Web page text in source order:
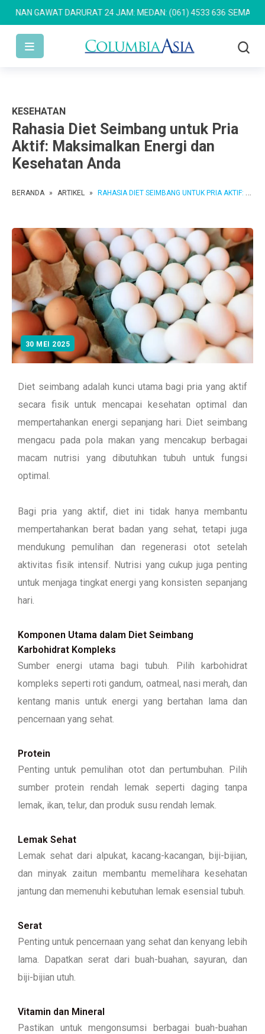
GAWAT DARURAT 24 JAM: MEDAN: (061) 4533 636 SEMARANG:
KESEHATAN
Rahasia Diet Seimbang untuk Pria
Aktif: Maksimalkan Energi dan
Kesehatan Anda
BERANDA » ARTIKEL » RAHASIA DIET SEIMBANG UNTUK PRIA AKTIF: MAKSIMALKAN ENERGI DAN KESEHATAN ANDA
30 MEI 2025
Diet seimbang adalah kunci utama bagi pria yang aktif
secara fisik untuk mencapai kesehatan optimal dan
mempertahankan energi sepanjang hari. Diet seimbang
mengacu pada pola makan yang mencakup berbagai
macam nutrisi yang dibutuhkan tubuh untuk fungsi
optimal.
Bagi pria yang aktif, diet ini tidak hanya membantu
mempertahankan berat badan yang sehat, tetapi juga
mendukung pemulihan dan regenerasi otot setelah
aktivitas fisik intensif. Nutrisi yang cukup juga penting
untuk menjaga tingkat energi yang konsisten sepanjang
hari.
Komponen Utama dalam Diet Seimbang
Karbohidrat Kompleks
Sumber energi utama bagi tubuh. Pilih karbohidrat
kompleks seperti roti gandum, oatmeal, nasi merah, dan
kentang manis untuk energi yang bertahan lama dan
pencernaan yang sehat.
Protein
Penting untuk pemulihan otot dan pertumbuhan. Pilih
sumber protein rendah lemak seperti daging tanpa
lemak, ikan, telur, dan produk susu rendah lemak.
Lemak Sehat
Lemak sehat dari alpukat, kacang-kacangan, biji-bijian,
dan minyak zaitun membantu memelihara kesehatan
jantung dan memenuhi kebutuhan lemak esensial tubuh.
Serat
Penting untuk pencernaan yang sehat dan kenyang lebih
lama. Dapatkan serat dari buah-buahan, sayuran, dan
biji-bijian utuh.
Vitamin dan Mineral
Pastikan untuk mengonsumsi berbagai buah-buahan